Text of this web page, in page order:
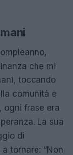
che mi
toccando
comunità e
ogni frase era
La sua
di
tornare: “Non